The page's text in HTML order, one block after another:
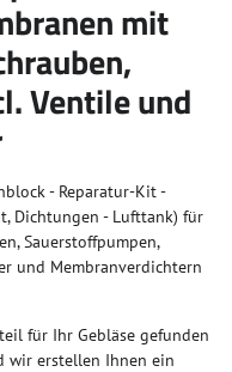
mit
Ventile und
- Reparatur-Kit -
Dichtungen - Lufttank) für
Sauerstoffpumpen,
und Membranverdichtern
für Ihr Gebläse gefunden
wir erstellen Ihnen ein